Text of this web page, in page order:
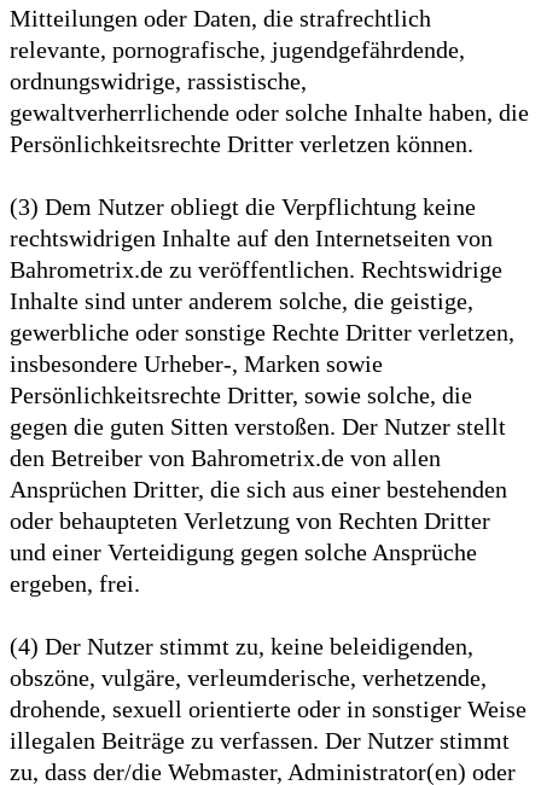
Mitteilungen oder Daten, die strafrechtlich
relevante, pornografische, jugendgefährdende,
ordnungswidrige, rassistische,
gewaltverherrlichende oder solche Inhalte haben, die
Persönlichkeitsrechte Dritter verletzen können.
(3) Dem Nutzer obliegt die Verpflichtung keine
rechtswidrigen Inhalte auf den Internetseiten von
Bahrometrix.de zu veröffentlichen. Rechtswidrige
Inhalte sind unter anderem solche, die geistige,
gewerbliche oder sonstige Rechte Dritter verletzen,
insbesondere Urheber-, Marken sowie
Persönlichkeitsrechte Dritter, sowie solche, die
gegen die guten Sitten verstoßen. Der Nutzer stellt
den Betreiber von Bahrometrix.de von allen
Ansprüchen Dritter, die sich aus einer bestehenden
oder behaupteten Verletzung von Rechten Dritter
und einer Verteidigung gegen solche Ansprüche
ergeben, frei.
(4) Der Nutzer stimmt zu, keine beleidigenden,
obszöne, vulgäre, verleumderische, verhetzende,
drohende, sexuell orientierte oder in sonstiger Weise
illegalen Beiträge zu verfassen. Der Nutzer stimmt
zu, dass der/die Webmaster, Administrator(en) oder